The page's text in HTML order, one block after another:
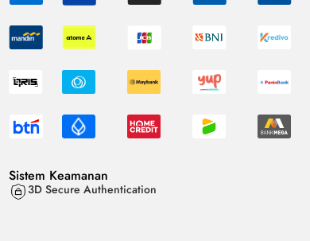
Sistem Keamanan
3D Secure Authentication